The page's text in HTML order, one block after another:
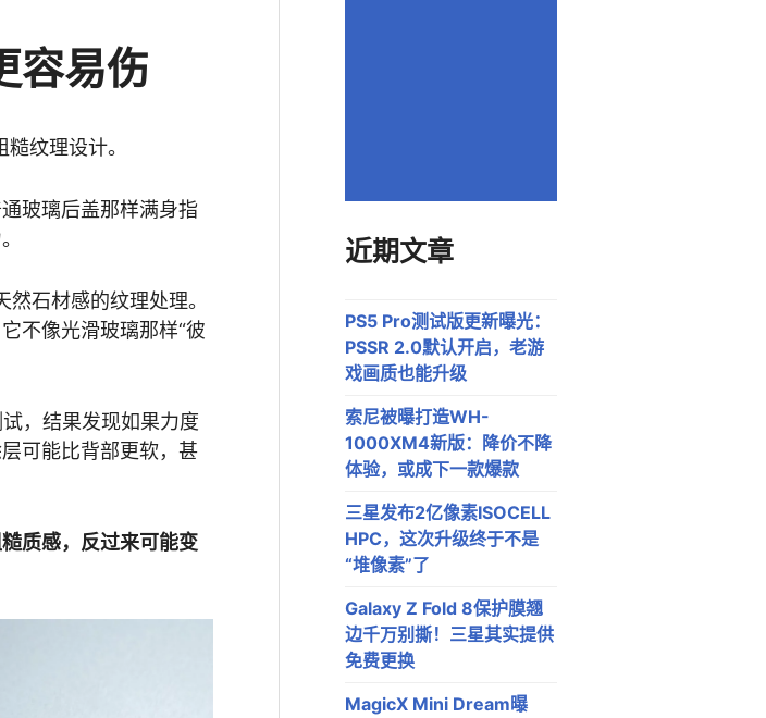
容易伤
纹理设计。
玻璃后盖那样满身指
石材感的纹理处理。
不像光滑玻璃那样“彼
，结果发现如果力度
可能比背部更软，甚
质感，反过来可能变
近期文章
PS5 Pro测试版更新曝光：
PSSR 2.0默认开启，老游
戏画质也能升级
索尼被曝打造WH-
1000XM4新版：降价不降
体验，或成下一款爆款
三星发布2亿像素ISOCELL
HPC，这次升级终于不是
“堆像素”了
Galaxy Z Fold 8保护膜翘
边千万别撕！三星其实提供
免费更换
MagicX Mini Dream曝